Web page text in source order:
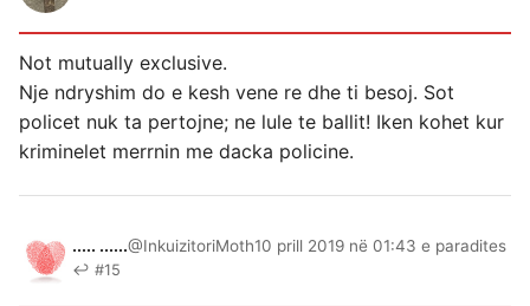
Not mutually exclusive.
Nje ndryshim do e kesh vene re dhe ti besoj. Sot
policet nuk ta pertojne; ne lule te ballit! Iken kohet kur
kriminelet merrnin me dacka policine.
..... ......@InkuizitoriMoth10 prill 2019 në 01:43 e paradites
↩ #15